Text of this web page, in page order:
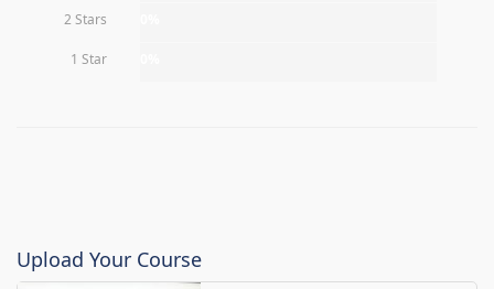
2 Stars
1 Star
Upload Your Course